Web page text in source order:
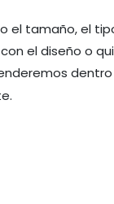
el tamaño, el
el diseño o